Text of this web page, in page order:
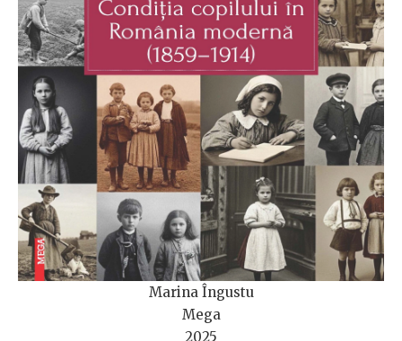
Marina Îngustu
Mega
2025